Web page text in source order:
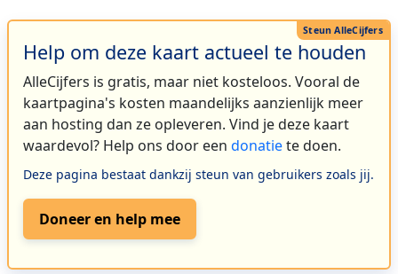
Help om deze kaart actueel te houden
AlleCijfers is gratis, maar niet kosteloos. Vooral de
kaartpagina's kosten maandelijks aanzienlijk meer
aan hosting dan ze opleveren. Vind je deze kaart
waardevol? Help ons door een donatiete doen.
Deze pagina bestaat dankzij steun van gebruikers zoals jij.
Doneer en help mee